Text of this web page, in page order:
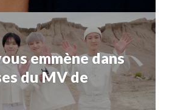
emmène dans
du MV de